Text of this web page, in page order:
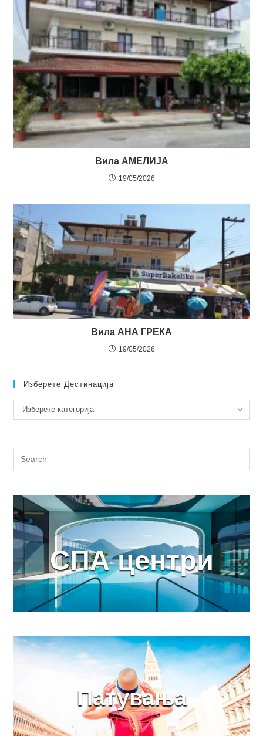
Вила АМЕЛИЈА
19/05/2026
Вила АНА ГРЕКА
19/05/2026
Изберете Дестинација
Изберете
дестинација
Изберете категорија
СПА центри
Патувања